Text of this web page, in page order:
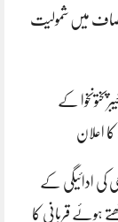
میں شمولیت
کے
اعلان
کی ادائیگی کے
ہوئے قربانی کا